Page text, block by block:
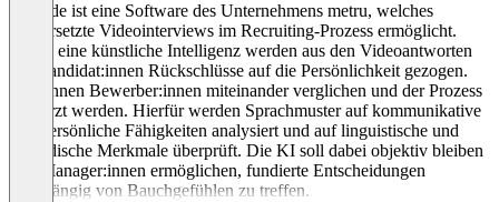
Jobcode ist eine Software des Unternehmens metru, welches
zeitversetzte Videointerviews im Recruiting-Prozess ermöglicht.
Durch eine künstliche Intelligenz werden aus den Videoantworten
der Kandidat:innen Rückschlüsse auf die Persönlichkeit gezogen.
So können Bewerber:innen miteinander verglichen und der Prozess
verkürzt werden. Hierfür werden Sprachmuster auf kommunikative
und persönliche Fähigkeiten analysiert und auf linguistische und
prosodische Merkmale überprüft. Die KI soll dabei objektiv bleiben
und Manager:innen ermöglichen, fundierte Entscheidungen
unabhängig von Bauchgefühlen zu treffen.